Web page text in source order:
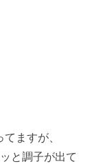
ますが、
と調子が出て